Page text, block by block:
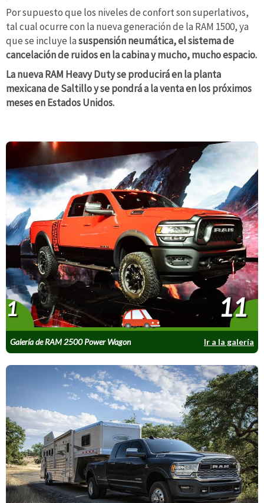
Por supuesto que los niveles de confort son superlativos,
tal cual ocurre con la nueva generación de la RAM 1500, ya
que se incluye lasuspensión neumática, el sistema de
cancelación de ruidos en la cabina y mucho, mucho espacio.
La nueva RAM Heavy Duty se producirá en la planta
mexicana de Saltillo y se pondrá a la venta en los próximos
meses en Estados Unidos.
Galería de RAM 2500 Power Wagon Ir a la galería
1 11